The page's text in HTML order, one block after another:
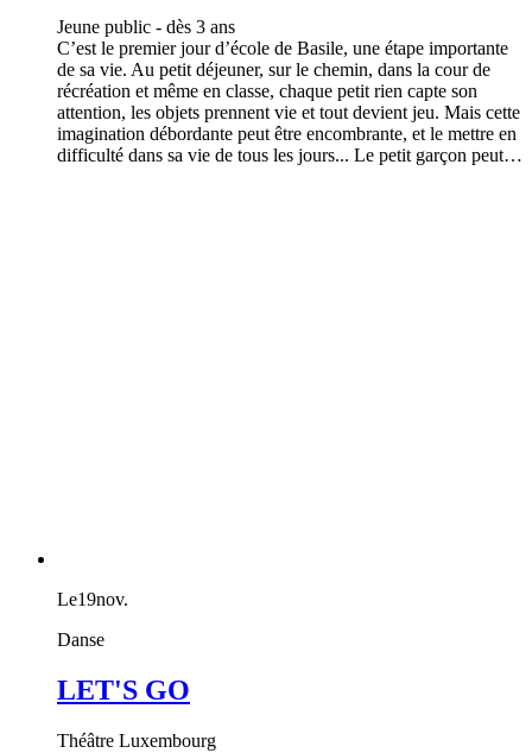
Jeune public - dès 3 ans
C’est le premier jour d’école de Basile, une étape importante
de sa vie. Au petit déjeuner, sur le chemin, dans la cour de
récréation et même en classe, chaque petit rien capte son
attention, les objets prennent vie et tout devient jeu. Mais cette
imagination débordante peut être encombrante, et le mettre en
difficulté dans sa vie de tous les jours... Le petit garçon peut…
Le19nov.
Danse
LET'S GO
Théâtre Luxembourg